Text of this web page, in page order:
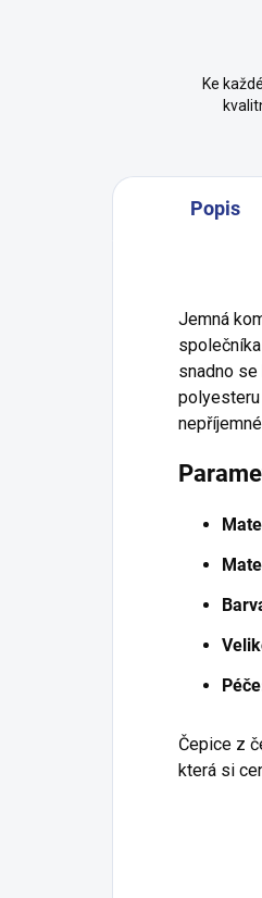
Ke
Popis
Jemná
snadno
polyesteru
Čepice z
která si